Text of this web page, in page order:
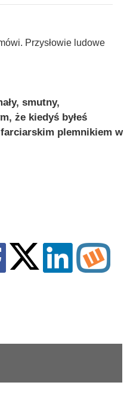
Przysłowie ludowe
smutny,
że kiedyś byłeś
plemnikiem w